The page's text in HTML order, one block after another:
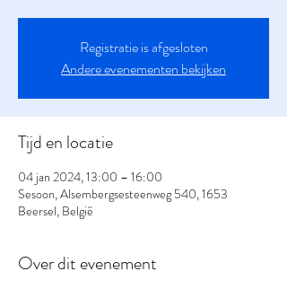
Registratie is afgesloten
Andere evenementen bekijken
Tijd en locatie
04 jan 2024, 13:00 – 16:00
Sesoon, Alsembergsesteenweg 540, 1653
Beersel, België
Over dit evenement